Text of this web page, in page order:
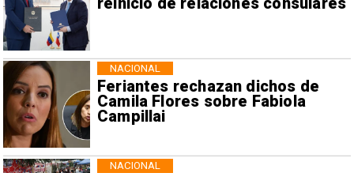
reinicio de relaciones consulares
Feriantes rechazan dichos de
Camila Flores sobre Fabiola
Campillai
NACIONAL
NACIONAL